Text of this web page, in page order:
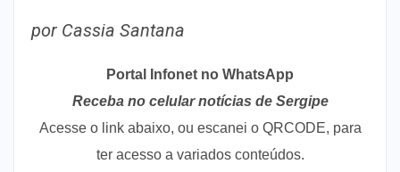
por Cassia Santana
Portal Infonet no WhatsApp
Receba no celular notícias de Sergipe
Acesse o link abaixo, ou escanei o QRCODE, para
ter acesso a variados conteúdos.